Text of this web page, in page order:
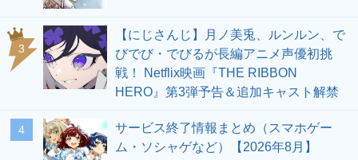
3
【にじさんじ】月ノ美兎、ルンルン、で
びでび・でびるが長編アニメ声優初挑
戦！ Netflix映画『THE RIBBON
HERO』第3弾予告＆追加キャスト解禁
4
サービス終了情報まとめ（スマホゲー
ム・ソシャゲなど）【2026年8月】